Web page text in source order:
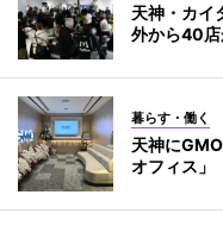
天神・カ
外から40
暮らす・働く
天神に
オフィス」